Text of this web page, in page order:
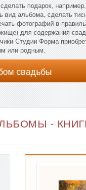
подарок,
вид альбома, сделать
фотографий в
для содержания
Студии Форма
или родным.
свадьбы
-